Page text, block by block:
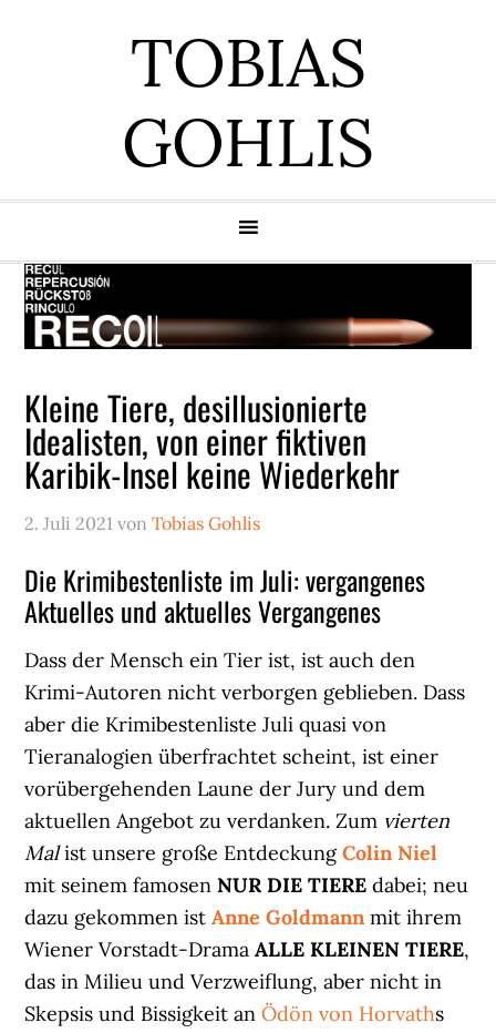
TOBIAS
GOHLIS
Kleine Tiere, desillusionierte
Idealisten, von einer fiktiven
Karibik-Insel keine Wiederkehr
2. Juli 2021 vonTobias Gohlis
Die Krimibestenliste im Juli: vergangenes
Aktuelles und aktuelles Vergangenes
Dass der Mensch ein Tier ist, ist auch den
Krimi-Autoren nicht verborgen geblieben. Dass
aber die Krimibestenliste Juli quasi von
Tieranalogien überfrachtet scheint, ist einer
vorübergehenden Laune der Jury und dem
aktuellen Angebot zu verdanken. Zum vierten
Malist unsere große EntdeckungColin Niel
mit seinem famosenNUR DIE TIEREdabei; neu
dazu gekommen istAnne Goldmannmit ihrem
Wiener Vorstadt-DramaALLE KLEINEN TIERE,
das in Milieu und Verzweiflung, aber nicht in
Skepsis und Bissigkeit anÖdön von Horvaths